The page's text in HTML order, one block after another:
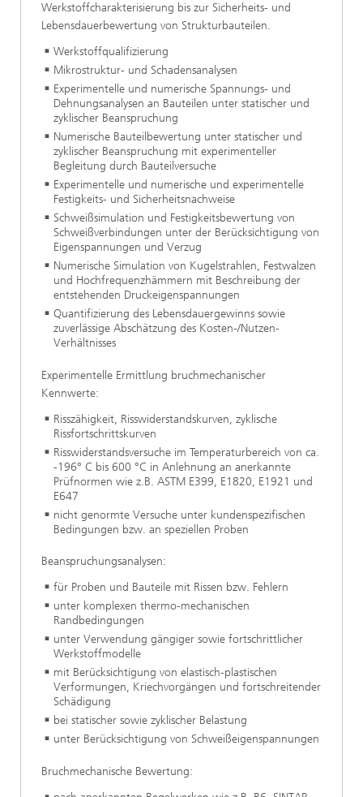
Werkstoffcharakterisierung bis zur Sicherheits- und
Lebensdauerbewertung von Strukturbauteilen.
Werkstoffqualifizierung
Mikrostruktur- und Schadensanalysen
Experimentelle und numerische Spannungs- und
Dehnungsanalysen an Bauteilen unter statischer und
zyklischer Beanspruchung
Numerische Bauteilbewertung unter statischer und
zyklischer Beanspruchung mit experimenteller
Begleitung durch Bauteilversuche
Experimentelle und numerische und experimentelle
Festigkeits- und Sicherheitsnachweise
Schweißsimulation und Festigkeitsbewertung von
Schweißverbindungen unter der Berücksichtigung von
Eigenspannungen und Verzug
Numerische Simulation von Kugelstrahlen, Festwalzen
und Hochfrequenzhämmern mit Beschreibung der
entstehenden Druckeigenspannungen
Quantifizierung des Lebensdauergewinns sowie
zuverlässige Abschätzung des Kosten-/Nutzen-
Verhältnisses
Experimentelle Ermittlung bruchmechanischer
Kennwerte:
Risszähigkeit, Risswiderstandskurven, zyklische
Rissfortschrittskurven
Risswiderstandsversuche im Temperaturbereich von ca.
-196° C bis 600 °C in Anlehnung an anerkannte
Prüfnormen wie z.B. ASTM E399, E1820, E1921 und
E647
nicht genormte Versuche unter kundenspezifischen
Bedingungen bzw. an speziellen Proben
Beanspruchungsanalysen:
für Proben und Bauteile mit Rissen bzw. Fehlern
unter komplexen thermo-mechanischen
Randbedingungen
unter Verwendung gängiger sowie fortschrittlicher
Werkstoffmodelle
mit Berücksichtigung von elastisch-plastischen
Verformungen, Kriechvorgängen und fortschreitender
Schädigung
bei statischer sowie zyklischer Belastung
unter Berücksichtigung von Schweißeigenspannungen
Bruchmechanische Bewertung: